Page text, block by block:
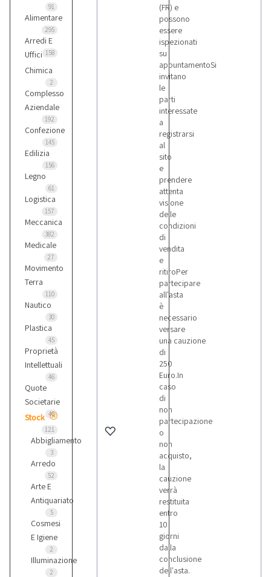
91
Alimentare
295
Arredi E
Uffici 158
Chimica
2
Complesso
Aziendale
192
Confezione
145
Edilizia
156
Legno
61
Logistica
157
Meccanica
382
Medicale
27
Movimento
Terra
110
Nautico
30
Plastica
45
Proprietà
Intellettuali
46
Quote
Societarie
46
Stock
121
Abbigliamento
3
Arredo
52
Arte E
Antiquariato
5
Cosmesi
E Igiene
2
Illuminazione
2
(FR) e
possono
essere
ispezionati
su
appuntamentoSi
invitano
le
parti
interessate
a
registrarsi
al
sito
e
prendere
attenta
visione
delle
condizioni
di
vendita
e
ritiroPer
partecipare
all'asta
è
necessario
versare
una cauzione
di
250
Euro.In
caso
di
non
partecipazione
o
non
acquisto,
la
cauzione
verrà
restituita
entro
10
giorni
dalla
conclusione
dell'asta.